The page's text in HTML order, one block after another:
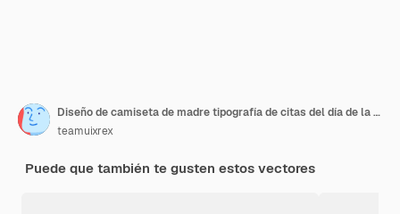
Diseño de camiseta de madre tipografía de citas del día de la madre para cartel de camiseta camisa de mamá
teamuixrex
Puede que también te gusten estos vectores